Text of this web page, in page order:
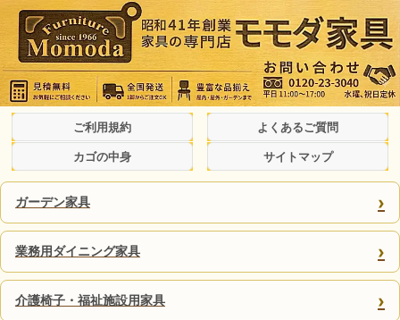
ご利用規約 よくあるご質問
カゴの中身 サイトマップ
ガーデン家具 ›
業務用ダイニング家具 ›
介護椅子・福祉施設用家具 ›